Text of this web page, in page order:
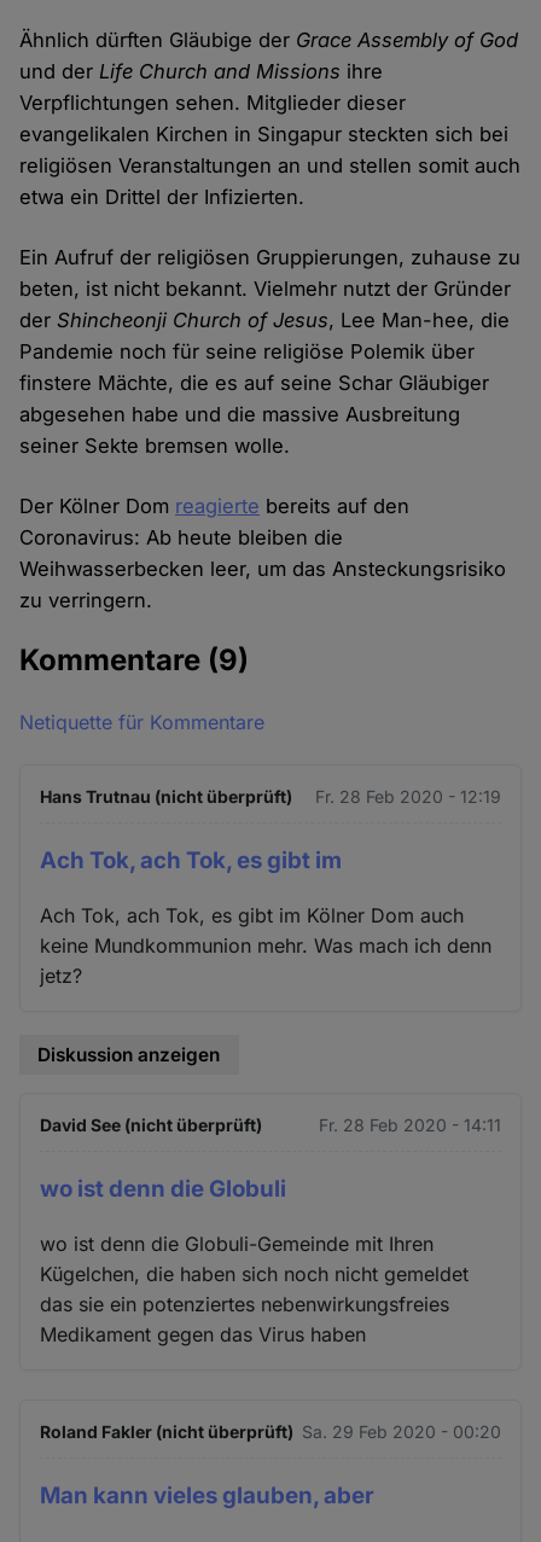
Ähnlich dürften Gläubige der Grace Assembly of God
und derLife Church and Missions ihre
Verpflichtungen sehen. Mitglieder dieser
evangelikalen Kirchen in Singapur steckten sich bei
religiösen Veranstaltungen an und stellen somit auch
etwa ein Drittel der Infizierten.
Ein Aufruf der religiösen Gruppierungen, zuhause zu
beten, ist nicht bekannt. Vielmehr nutzt der Gründer
derShincheonji Church of Jesus, Lee Man-hee, die
Pandemie noch für seine religiöse Polemik über
finstere Mächte, die es auf seine Schar Gläubiger
abgesehen habe und die massive Ausbreitung
seiner Sekte bremsen wolle.
Der Kölner Dom reagierte bereits auf den
Coronavirus: Ab heute bleiben die
Weihwasserbecken leer, um das Ansteckungsrisiko
zu verringern.
Kommentare (9)
Netiquette für Kommentare
Hans Trutnau (nicht überprüft) Fr. 28 Feb 2020 - 12:19
Ach Tok, ach Tok, es gibt im
Ach Tok, ach Tok, es gibt im Kölner Dom auch
keine Mundkommunion mehr. Was mach ich denn
jetz?
Diskussion anzeigen
David See (nicht überprüft) Fr. 28 Feb 2020 - 14:11
wo ist denn die Globuli
wo ist denn die Globuli-Gemeinde mit Ihren
Kügelchen, die haben sich noch nicht gemeldet
das sie ein potenziertes nebenwirkungsfreies
Medikament gegen das Virus haben
Roland Fakler (nicht überprüft) Sa. 29 Feb 2020 - 00:20
Man kann vieles glauben, aber